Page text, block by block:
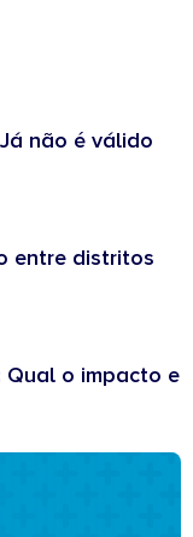
não é válido
entre distritos
Qual o impacto e